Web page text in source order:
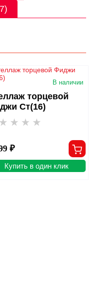
В наличии
торцевой
Ст(16)
₽
Купить в один клик